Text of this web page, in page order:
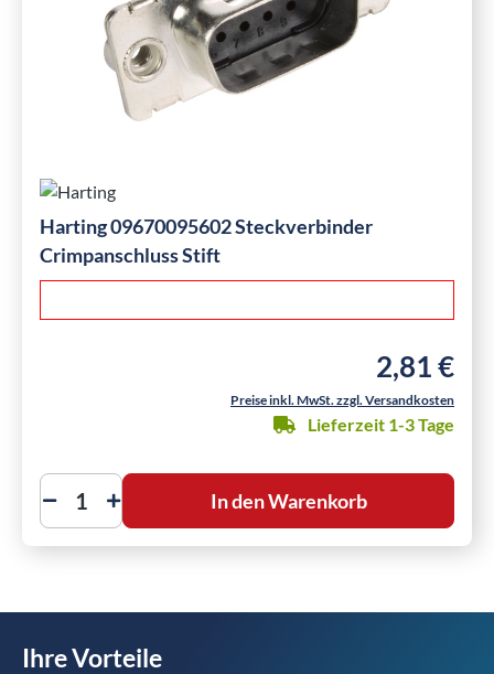
Harting 09670095602 Steckverbinder
Crimpanschluss Stift
Regulärer
2,81 €
Preise inkl. MwSt. zzgl. Versandkosten
Lieferzeit 1-3 Tage
In den Warenkorb
Ihre Vorteile